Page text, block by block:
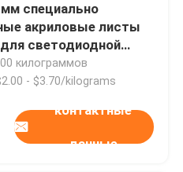
специально
акриловые листы
светодиодной
вывески
килограммов
- $3.70/kilograms
контактные
данные